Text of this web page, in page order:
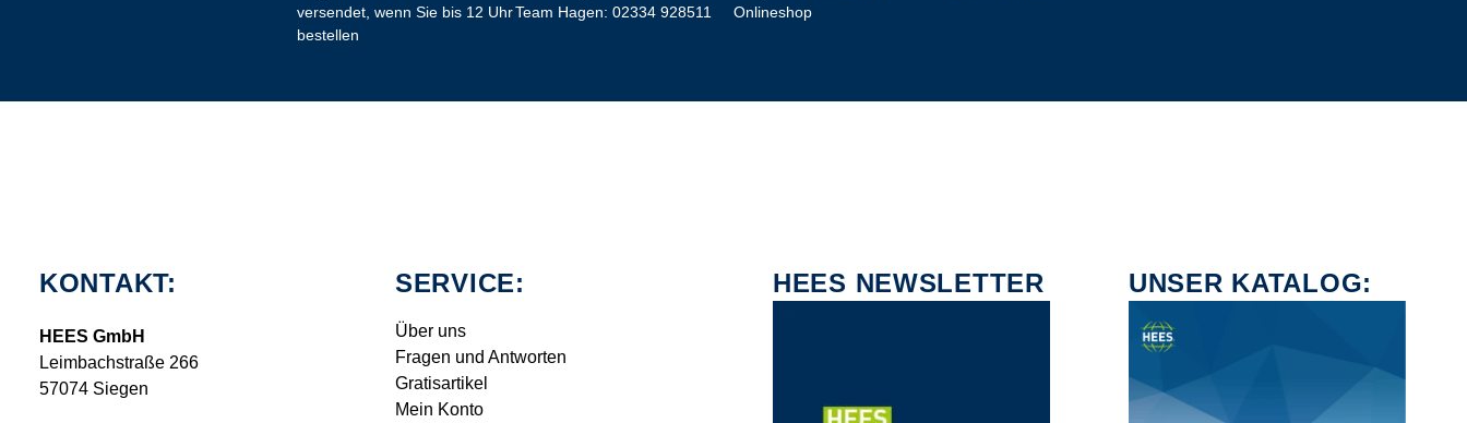
versendet, wenn Sie bis 12 Uhr
bestellen
Team Hagen: 02334 928511
Onlineshop
KONTAKT:
HEES GmbH
Leimbachstraße 266
57074 Siegen
SERVICE:
Über uns
Fragen und Antworten
Gratisartikel
Mein Konto
HEES NEWSLETTER UNSER KATALOG: